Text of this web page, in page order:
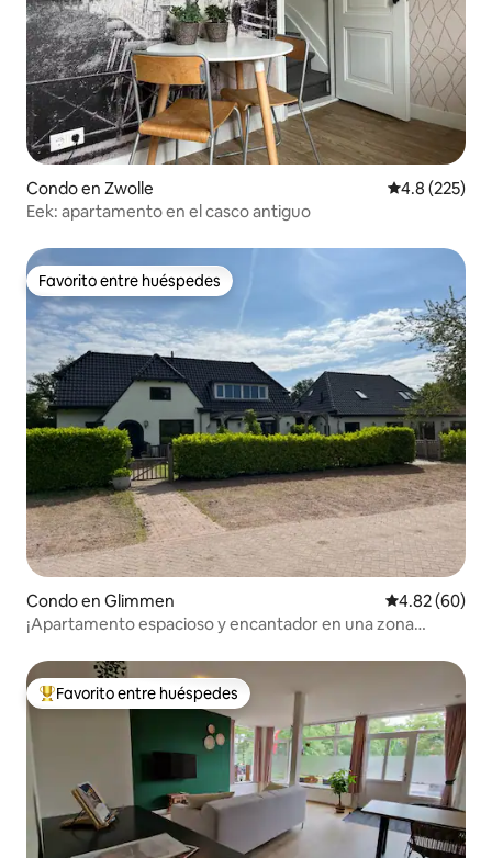
Condo en Zwolle Calificación
4.8 (225)
Eek: apartamento en el casco antiguo
Favorito entre huéspedes
Favorito entre huéspedes
Condo en Glimmen Calificación
4.82 (60)
¡Apartamento espacioso y encantador en una zona
Favorito entre huéspedes preferido
Favorito entre huéspedes